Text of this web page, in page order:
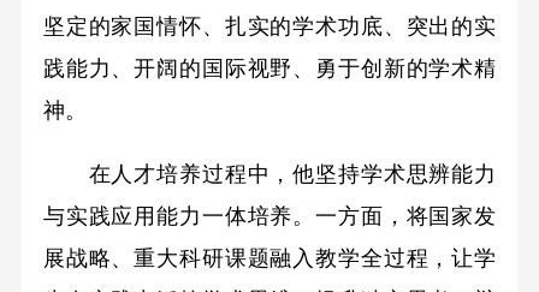
坚定的家国情怀、扎实的学术功底、突出的实
践能力、开阔的国际视野、勇于创新的学术精
神。
在人才培养过程中，他坚持学术思辨能力
与实践应用能力一体培养。一方面，将国家发
展战略、重大科研课题融入教学全过程，让学